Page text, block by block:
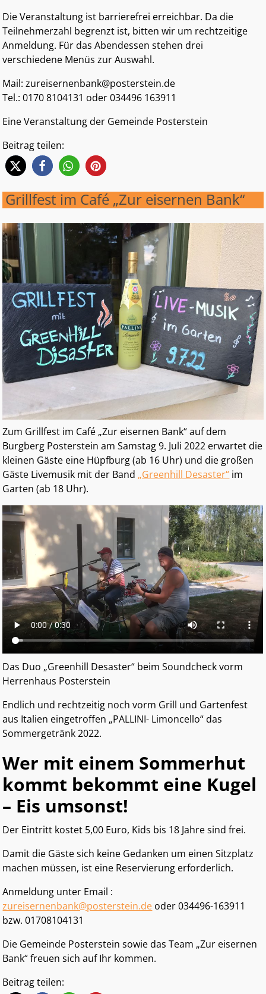
Die Veranstaltung ist barrierefrei erreichbar. Da die
Teilnehmerzahl begrenzt ist, bitten wir um rechtzeitige
Anmeldung. Für das Abendessen stehen drei
verschiedene Menüs zur Auswahl.
Mail: zureisernenbank@posterstein.de
Tel.: 0170 8104131 oder 034496 163911
Eine Veranstaltung der Gemeinde Posterstein
Beitrag teilen:
Grillfest im Café „Zur eisernen Bank“
Zum Grillfest im Café „Zur eisernen Bank“ auf dem
Burgberg Posterstein am Samstag 9. Juli 2022 erwartet die
kleinen Gäste eine Hüpfburg (ab 16 Uhr) und die großen
Gäste Livemusik mit der Band „Greenhill Desaster“ im
Garten (ab 18 Uhr).
Das Duo „Greenhill Desaster“ beim Soundcheck vorm
Herrenhaus Posterstein
Endlich und rechtzeitig noch vorm Grill und Gartenfest
aus Italien eingetroffen „PALLINI- Limoncello“ das
Sommergetränk 2022.
Wer mit einem Sommerhut
kommt bekommt eine Kugel
– Eis umsonst!
Der Eintritt kostet 5,00 Euro, Kids bis 18 Jahre sind frei.
Damit die Gäste sich keine Gedanken um einen Sitzplatz
machen müssen, ist eine Reservierung erforderlich.
Anmeldung unter Email :
zureisernenbank@posterstein.de oder 034496-163911
bzw. 01708104131
Die Gemeinde Posterstein sowie das Team „Zur eisernen
Bank“ freuen sich auf Ihr kommen.
Beitrag teilen: